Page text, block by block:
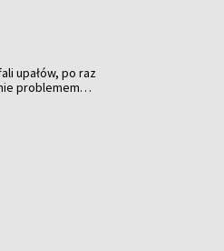
upałów, po raz
problemem
(ECB), z
żywności –